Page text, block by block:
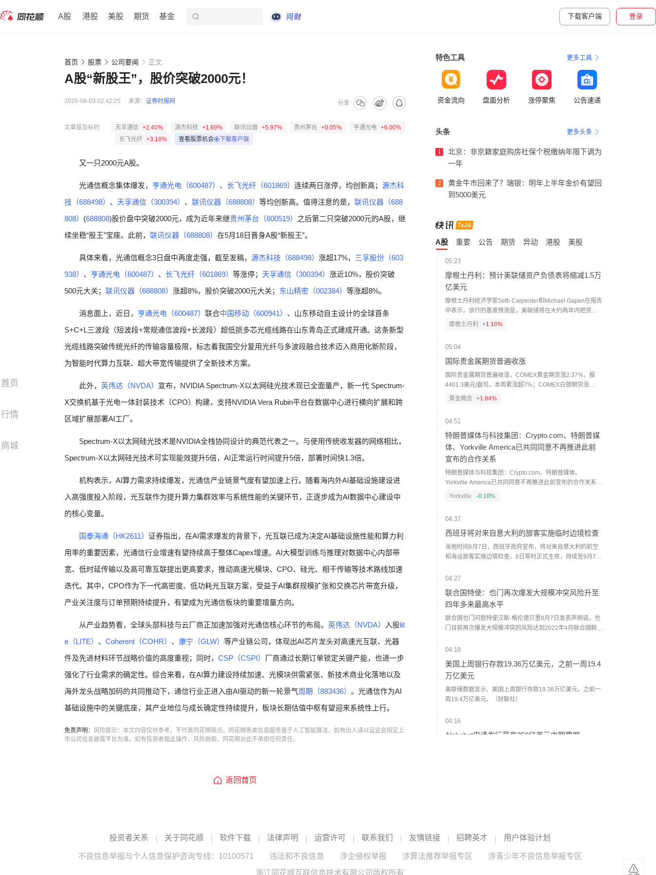
A股 港股 美股 期货 基金 下载客户端 登录
首页
行情
商城
首页 股票 公司要闻 正文
A股“新股王”，股价突破2000元！
2026-06-03 02:42:25 来源： 证券时报网 分享
文章提及标的 天孚通信 +2.40% 源杰科技 +1.69% 联讯仪器 +5.97% 贵州茅台 +0.05% 亨通光电 +6.00%
长飞光纤 +3.18% 查看股票机会 下载客户端
又一只2000元A股。
光通信概念集体爆发， 亨通光电（600487） 、 长飞光纤（601869） 连续两日涨停，均创新高； 源杰科
技（688498） 、 天孚通信（300394） 、 联讯仪器（688808） 等均创新高。值得注意的是， 联讯仪器（688
808） (688808)股价盘中突破2000元，成为近年来继贵州茅台（600519） 之后第二只突破2000元的A股，继
续坐稳“股王”宝座。此前， 联讯仪器（688808） 在5月18日晋身A股“新股王”。
具体来看，光通信概念3日盘中再度走强，截至发稿， 源杰科技（688498） 涨超17%， 三孚股份（603
938） 、 亨通光电（600487） 、 长飞光纤（601869） 等涨停； 天孚通信（300394） 涨近10%，股价突破
500元大关； 联讯仪器（688808） 涨超8%，股价突破2000元大关； 东山精密（002384） 等涨超8%。
消息面上，近日， 亨通光电（600487） 联合中国移动（600941） 、山东移动自主设计的全球首条
S+C+L三波段（短波段+常规通信波段+长波段）超低损多芯光缆线路在山东青岛正式建成开通。这条新型
光缆线路突破传统光纤的传输容量极限，标志着我国空分复用光纤与多波段融合技术迈入商用化新阶段，
为智能时代算力互联、超大带宽传输提供了全新技术方案。
此外， 英伟达（NVDA） 宣布，NVIDIA Spectrum-X以太网硅光技术现已全面量产，新一代 Spectrum-
X交换机基于光电一体封装技术（CPO）构建，支持NVIDIA Vera Rubin平台在数据中心进行横向扩展和跨
区域扩展部署AI工厂。
Spectrum-X以太网硅光技术是NVIDIA全栈协同设计的典范代表之一。与使用传统收发器的网络相比，
Spectrum-X以太网硅光技术可实现能效提升5倍，AI正常运行时间提升5倍，部署时间快1.3倍。
机构表示，AI算力需求持续爆发，光通信产业链景气度有望加速上行。随着海内外AI基础设施建设进
入高强度投入阶段，光互联作为提升算力集群效率与系统性能的关键环节，正逐步成为AI数据中心建设中
的核心变量。
国泰海通（HK2611） 证券指出，在AI需求爆发的背景下，光互联已成为决定AI基础设施性能和算力利
用率的重要因素，光通信行业增速有望持续高于整体Capex增速。AI大模型训练与推理对数据中心内部带
宽、低时延传输以及高可靠互联提出更高要求，推动高速光模块、CPO、硅光、相干传输等技术路线加速
迭代。其中，CPO作为下一代高密度、低功耗光互联方案，受益于AI集群规模扩张和交换芯片带宽升级，
产业关注度与订单预期持续提升，有望成为光通信板块的重要增量方向。
从产业趋势看，全球头部科技与云厂商正加速加强对光通信核心环节的布局。 英伟达（NVDA） 入股lit
e（LITE） 、 Coherent（COHR） 、 康宁（GLW） 等产业链公司，体现出AI芯片龙头对高速光互联、光器
件及先进材料环节战略价值的高度重视；同时， CSP（CSPI） 厂商通过长期订单锁定关键产能，也进一步
强化了行业需求的确定性。综合来看，在AI算力建设持续加速、光模块供需紧张、新技术商业化落地以及
海外龙头战略加码的共同推动下，通信行业正进入由AI驱动的新一轮景气周期（883436） 。光通信作为AI
基础设施中的关键底座，其产业地位与成长确定性持续提升，板块长期估值中枢有望迎来系统性上行。
免责声明： 风险提示：本文内容仅供参考，不代表同花顺观点。同花顺各类信息服务基于人工智能算法，如有出入请以证监会指定上
市公司信息披露平台为准。如有投资者据此操作，风险自担，同花顺对此不承担任何责任。
返回首页
特色工具 更多工具
资金流向 盘面分析 涨停聚焦 公告速递
头条 更多头条
1
北京：非京籍家庭购房社保个税缴纳年限下调为
一年
2
黄金牛市回来了？瑞银：明年上半年金价有望回
到5000美元
A股 重要 公告 期货 异动 港股 美股
05:23
摩根士丹利：预计美联储资产负债表将缩减1.5万
亿美元
摩根士丹利经济学家Seth Carpenter和Michael Gapen在报告
中表示，该行的基准预测是，美联储将在大约两年内把资产
负债表规模缩减约1.5万亿美元，最早可能从2027年第一季度
摩根士丹利 +1.18%
05:04
国际贵金属期货普遍收涨
国际贵金属期货普遍收涨，COMEX黄金期货涨2.37%，报
4401.3美元/盎司，本周累涨超7%；COMEX白银期货涨
3.56%，报63.8美元/盎司，本周累涨超10%。
黄金概念 +1.84%
04:51
特朗普媒体与科技集团：Crypto.com、特朗普媒
体、Yorkville America已共同同意不再推进此前
宣布的合作关系
特朗普媒体与科技集团：Crypto.com、特朗普媒体、
Yorkville America已共同同意不再推进此前宣布的合作关系。
（新浪财经）
Yorkville -0.10%
04:37
西班牙将对来自意大利的旅客实施临时边境检查
当地时间8月7日，西班牙政府宣布，将对来自意大利的航空
和海运旅客实施边境检查，8日零时正式生效，持续至9月7
籍；对非欧盟国家公民，还将查验签证或居留许可。（央视
04:27
联合国特使：也门再次爆发大规模冲突风险升至
四年多来最高水平
联合国也门问题特使汉斯·格伦德贝里8月7日发表声明说，也
门目前再次爆发大规模冲突的风险达到2022年4月联合国斡旋
04:18
美国上周银行存款19.36万亿美元，之前一周19.4
万亿美元
美联储数据显示，美国上周银行存款19.36万亿美元，之前一
周19.4万亿美元。（财联社）
04:16
Alphabet申请发行最高250亿美元中期票据
美股光通信板块大涨，Coherent涨超13%，Credo涨超8%，
投资者关系 关于同花顺 软件下载 法律声明 运营许可 联系我们 友情链接 招聘英才 用户体验计划
不良信息举报与个人信息保护咨询专线：10100571 违法和不良信息 涉企侵权举报 涉算法推荐举报专区
涉青少年不良信息举报专区
浙江同花顺互联信息技术有限公司版权所有